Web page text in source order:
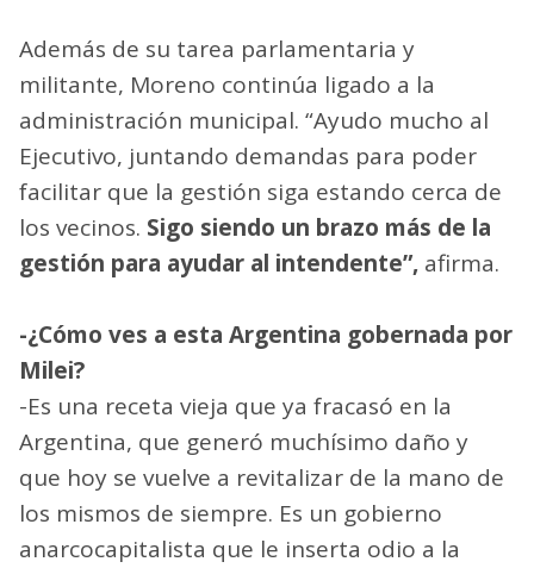
Además de su tarea parlamentaria y
militante, Moreno continúa ligado a la
administración municipal. “Ayudo mucho al
Ejecutivo, juntando demandas para poder
facilitar que la gestión siga estando cerca de
los vecinos. Sigo siendo un brazo más de la
gestión para ayudar al intendente”, afirma.
-¿Cómo ves a esta Argentina gobernada por
Milei?
-Es una receta vieja que ya fracasó en la
Argentina, que generó muchísimo daño y
que hoy se vuelve a revitalizar de la mano de
los mismos de siempre. Es un gobierno
anarcocapitalista que le inserta odio a la